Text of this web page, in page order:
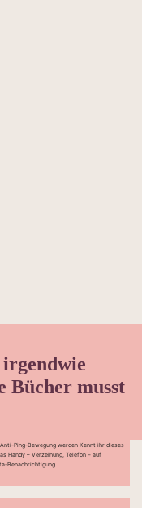
Bücher musst
Ping-Bewegung werden Kennt ihr dieses
Handy – Verzeihung, Telefon – auf
Benachrichtigung...